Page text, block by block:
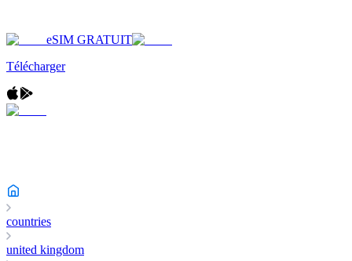
eSIM GRATUIT
Télécharger
countries
united kingdom